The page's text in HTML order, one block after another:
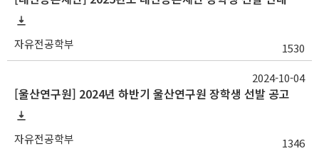
자유전공학부 1530
[울산연구원] 2024년 하반기 울산연구원 장학생 선발 공고
자유전공학부 1346
2024-10-04